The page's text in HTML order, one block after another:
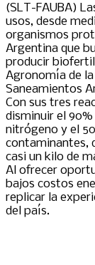
(SLT-FAUBA)
usos, desde
organismos
Argentina que
producir
Agronomía de la
Saneamientos
Con sus tres
disminuir el
nitrógeno y el
contaminantes,
casi un kilo de
Al ofrecer
bajos costos
replicar la
del país.